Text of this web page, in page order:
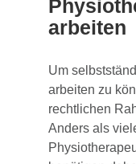
arbeiten
Um
arbeiten zu
rechtlichen
Anders als